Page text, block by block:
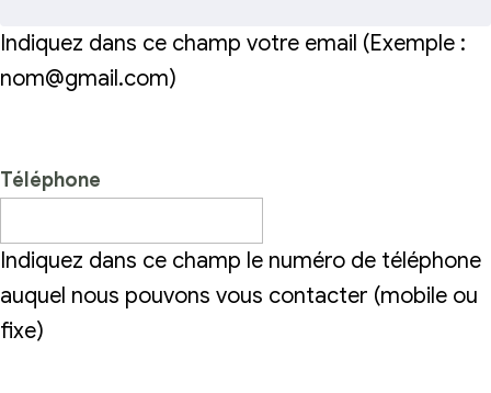
Indiquez dans ce champ votre email (Exemple :
nom@gmail.com)
Téléphone
Indiquez dans ce champ le numéro de téléphone
auquel nous pouvons vous contacter (mobile ou
fixe)